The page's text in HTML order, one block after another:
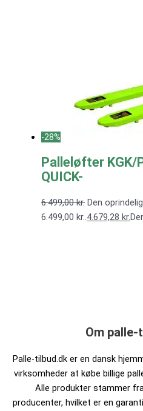
-28%
Palleløfter KGK/
QUICK-
6.499,00kr. Den
6.499,00 kr..4.679,28 kr.
Om
Palle-tilbud.dk er en dansk
virksomheder at købe billige
Alle produkter stammer
producenter, hvilket er en